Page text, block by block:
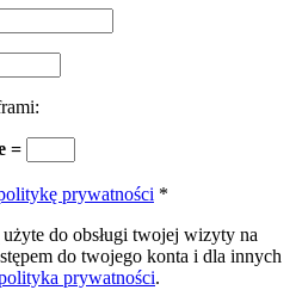
=
prywatności *
do obsługi twojej wizyty na
do twojego konta i dla innych
prywatności.